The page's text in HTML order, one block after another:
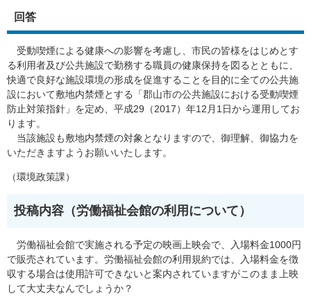
​回答
受動喫煙による健康への影響を考慮し、市民の皆様をはじめとす
る利用者及び公共施設で勤務する職員の健康保持を図るとともに、
快適で良好な施設環境の形成を促進することを目的に全ての公共施
設において敷地内禁煙とする「郡山市の公共施設における受動喫煙
防止対策指針」を定め、平成29（2017）年12月1日から運用してお
ります。
当該施設も敷地内禁煙の対象となりますので、御理解、御協力を
いただきますようお願いいたします。
（環境政策課）
投稿内容（労働福祉会館の利用について）
労働福祉会館で実施される予定の映画上映会で、入場料金1000円
で販売されています。労働福祉会館の利用規約では、入場料金を徴
収する場合は使用許可できないと案内されていますがこのまま上映
して大丈夫なんでしょうか？